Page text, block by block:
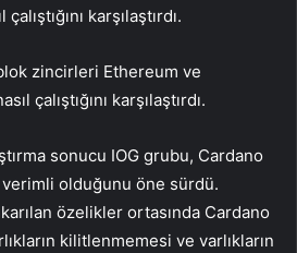
karşılaştırdı.
zincirleri Ethereum ve
çalıştığını karşılaştırdı.
sonucu IOG grubu, Cardano
verimli olduğunu öne sürdü.
özelikler ortasında Cardano
kilitlenmemesi ve varlıkların